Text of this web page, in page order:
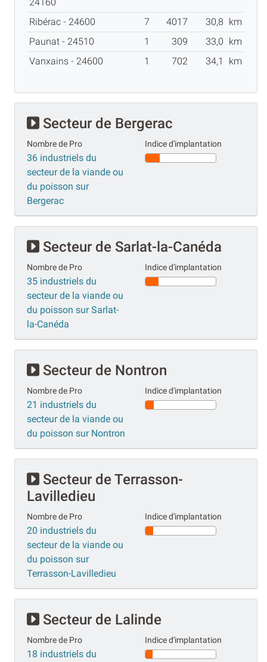
Ribérac - 24600 7 4017 30,8
km
Paunat - 24510
1 309 33,0
km
Vanxains - 24600
1 702 34,1 km
Secteur de Bergerac
Nombre de Pro
36 industriels du
secteur de la viande ou
du poisson sur
Bergerac
Indice d'implantation
Secteur de Sarlat-la-Canéda
Nombre de Pro
35 industriels du
secteur de la viande ou
du poisson sur Sarlat-
la-Canéda
Indice d'implantation
Secteur de Nontron
Nombre de Pro
21 industriels du
secteur de la viande ou
du poisson sur Nontron
Indice d'implantation
Secteur de Terrasson-
Lavilledieu
Nombre de Pro
20 industriels du
secteur de la viande ou
du poisson sur
Terrasson-Lavilledieu
Indice d'implantation
Secteur de Lalinde
Nombre de Pro
18 industriels du
Indice d'implantation